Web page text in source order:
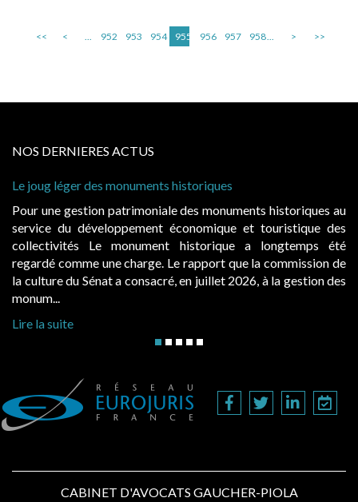
<< < ... 952 953 954 955 956 957 958... > >>
NOS DERNIERES ACTUS
Le joug léger des monuments historiques
Pour une gestion patrimoniale des monuments historiques au
service du développement économique et touristique des
collectivités Le monument historique a longtemps été
regardé comme une charge. Le rapport que la commission de
la culture du Sénat a consacré, en juillet 2026, à la gestion des
monum...
Lire la suite
CABINET D'AVOCATS GAUCHER-PIOLA